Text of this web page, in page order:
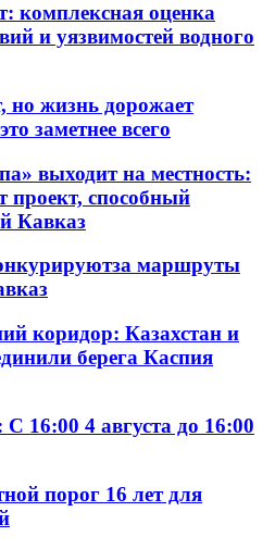
комплексная оценка
и уязвимостей водного
но жизнь дорожает
заметнее всего
выходит на местность:
проект, способный
Кавказ
маршруты
коридор: Казахстан и
берега Каспия
16:00 4 августа до 16:00
порог 16 лет для